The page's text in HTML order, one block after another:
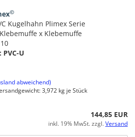
©
Kugelhahn Plimex Serie
x Klebemuffe
U
abweichend)
3,972 kg je Stück
144,85 EUR
inkl. 19% MwSt. zzgl.Versand